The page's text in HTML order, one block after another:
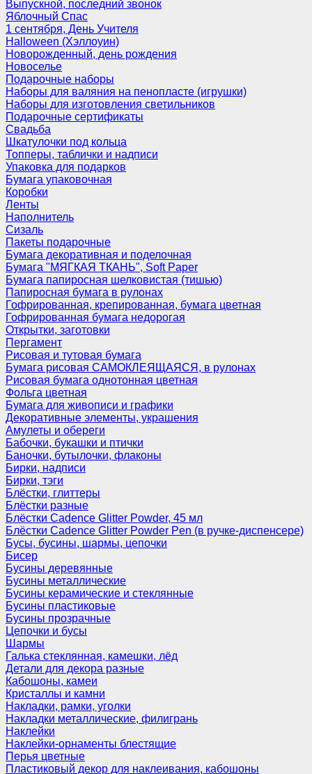
Выпускной, последний звонок
Яблочный Спас
1 сентября, День Учителя
Halloween (Хэллоуин)
Новорожденный, день рождения
Новоселье
Подарочные наборы
Наборы для валяния на пенопласте (игрушки)
Наборы для изготовления светильников
Подарочные сертификаты
Свадьба
Шкатулочки под кольца
Топперы, таблички и надписи
Упаковка для подарков
Бумага упаковочная
Коробки
Ленты
Наполнитель
Сизаль
Пакеты подарочные
Бумага декоративная и поделочная
Бумага "МЯГКАЯ ТКАНЬ", Soft Paper
Бумага папиросная шелковистая (тишью)
Папиросная бумага в рулонах
Гофрированная, крепированная, бумага цветная
Гофрированная бумага недорогая
Открытки, заготовки
Пергамент
Рисовая и тутовая бумага
Бумага рисовая САМОКЛЕЯЩАЯСЯ, в рулонах
Рисовая бумага однотонная цветная
Фольга цветная
Бумага для живописи и графики
Декоративные элементы, украшения
Амулеты и обереги
Бабочки, букашки и птички
Баночки, бутылочки, флаконы
Бирки, надписи
Бирки, тэги
Блёстки, глиттеры
Блёстки разные
Блёстки Cadence Glitter Powder, 45 мл
Блёстки Cadence Glitter Powder Pen (в ручке-диспенсере)
Бусы, бусины, шармы, цепочки
Бисер
Бусины деревянные
Бусины металлические
Бусины керамические и стеклянные
Бусины пластиковые
Бусины прозрачные
Цепочки и бусы
Шармы
Галька стеклянная, камешки, лёд
Детали для декора разные
Кабошоны, камеи
Кристаллы и камни
Накладки, рамки, уголки
Накладки металлические, филигрань
Наклейки
Наклейки-орнаменты блестящие
Перья цветные
Пластиковый декор для наклеивания, кабошоны